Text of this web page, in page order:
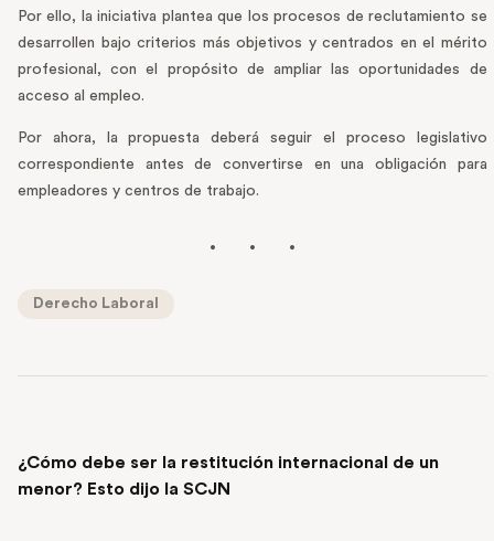
Por ello, la iniciativa plantea que los procesos de reclutamiento se
desarrollen bajo criterios más objetivos y centrados en el mérito
profesional, con el propósito de ampliar las oportunidades de
acceso al empleo.
Por ahora, la propuesta deberá seguir el proceso legislativo
correspondiente antes de convertirse en una obligación para
empleadores y centros de trabajo.
Derecho Laboral
¿Cómo debe ser la restitución internacional de un
menor? Esto dijo la SCJN